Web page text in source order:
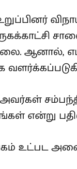
ஆனால்,
என்று
உட்பட